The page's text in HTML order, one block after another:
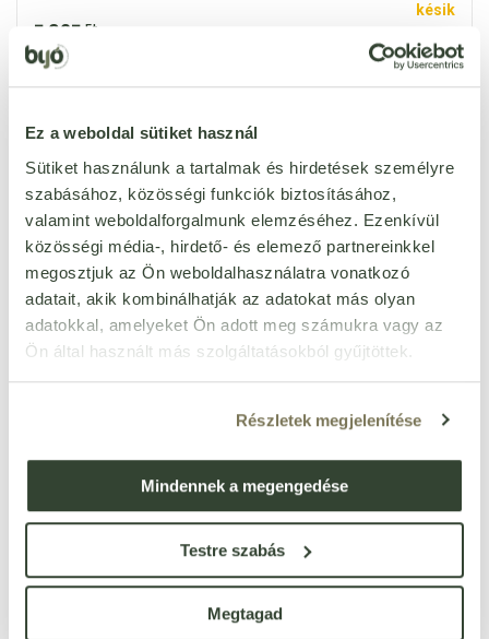
Ez a weboldal sütiket használ
Sütiket használunk a tartalmak és hirdetések személyre
szabásához, közösségi funkciók biztosításához,
valamint weboldalforgalmunk elemzéséhez. Ezenkívül
közösségi média-, hirdető- és elemező partnereinkkel
megosztjuk az Ön weboldalhasználatra vonatkozó
adatait, akik kombinálhatják az adatokat más olyan
adatokkal, amelyeket Ön adott meg számukra vagy az
Ön által használt más szolgáltatásokból gyűjtöttek.
Részletek megjelenítése
Mindennek a megengedése
Testre szabás
Megtagad
5 925 Ft
késik
db
peptidek 200 g
Egységár:49 120 Ft/kg
9 824
készleten < 10 db
db
Mag-Maxx koll-maxx
gyümölcskristály 90 g
Cikkszám: 86201
Egységár:
93 867 Ft/kg
8 448
homme kékmálna 348 g
Egységár:26 603 Ft/kg
9 258Ft
db